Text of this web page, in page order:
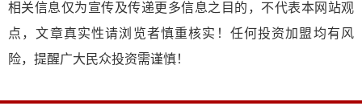
相关信息仅为宣传及传递更多信息之目的，不代表本网站观
点，文章真实性请浏览者慎重核实！任何投资加盟均有风
险，提醒广大民众投资需谨慎！